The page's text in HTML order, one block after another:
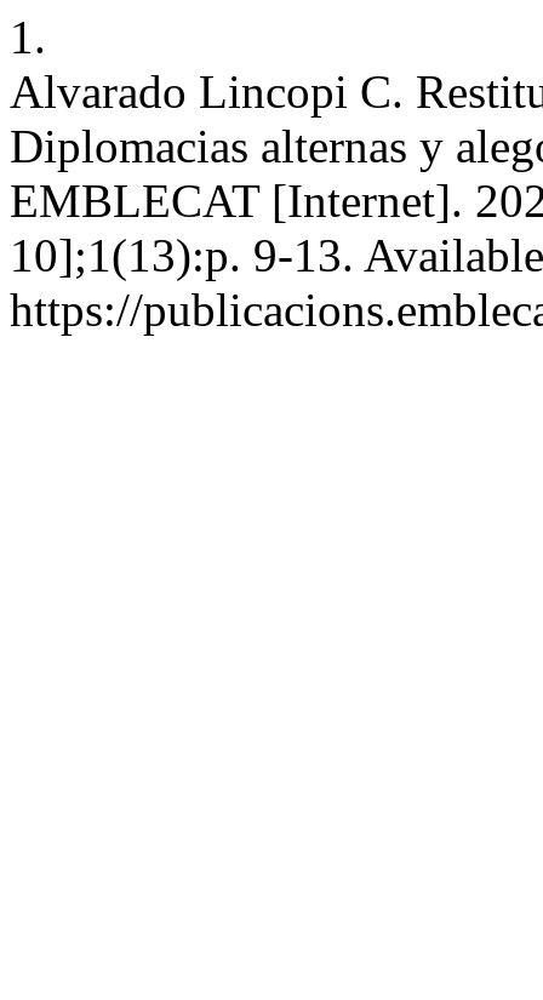
1.
Alvarado Lincopi C.
Diplomacias alternas y
EMBLECAT [Internet].
10];1(13):p. 9-13.
https://